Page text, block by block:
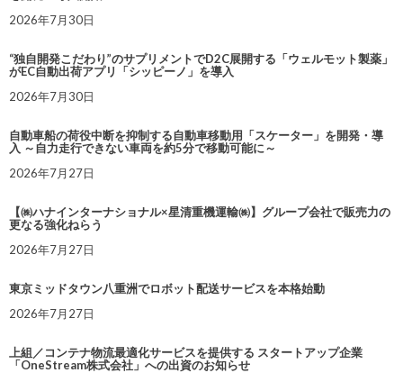
2026年7月30日
“独自開発こだわり”のサプリメントでD2C展開する「ウェルモット製薬」
がEC自動出荷アプリ「シッピーノ」を導入
2026年7月30日
自動車船の荷役中断を抑制する自動車移動用「スケーター」を開発・導
入 ～自力走行できない車両を約5分で移動可能に～
2026年7月27日
【㈱ハナインターナショナル×星清重機運輸㈱】グループ会社で販売力の
更なる強化ねらう
2026年7月27日
東京ミッドタウン八重洲でロボット配送サービスを本格始動
2026年7月27日
上組／コンテナ物流最適化サービスを提供する スタートアップ企業
「OneStream株式会社」への出資のお知らせ